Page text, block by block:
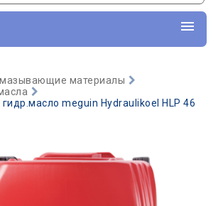
материалы
meguin Hydraulikoel HLP 46